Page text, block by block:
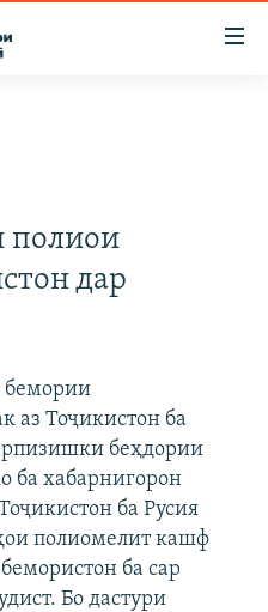
полиои
дар
бемории
аз Тоҷикистон ба
беҳдории
ба хабарнигорон
ба Русия
полиомелит кашф
ба сар
Бо дастури